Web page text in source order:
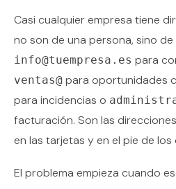
Casi cualquier empresa tiene
no son de una persona, sino
info@tuempresa.es para
ventas@ para oportunidades
para incidencias o
facturación. Son las
en las tarjetas y en el pie de los
El problema empieza cuando